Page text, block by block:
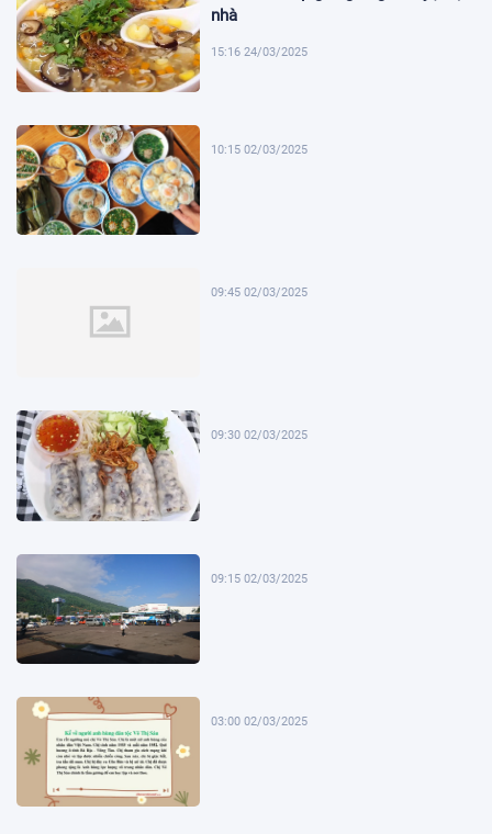
nhà
15:16 24/03/2025
10:15 02/03/2025
09:45 02/03/2025
09:30 02/03/2025
09:15 02/03/2025
03:00 02/03/2025